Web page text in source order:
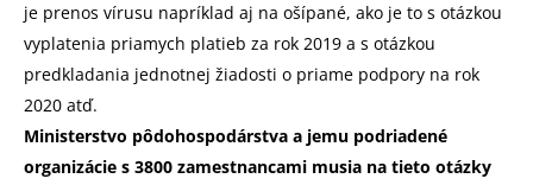
je prenos vírusu napríklad aj na ošípané, ako je to s otázkou
vyplatenia priamych platieb za rok 2019 a s otázkou
predkladania jednotnej žiadosti o priame podpory na rok
2020 atď.
Ministerstvo pôdohospodárstva a jemu podriadené
organizácie s 3800 zamestnancami musia na tieto otázky